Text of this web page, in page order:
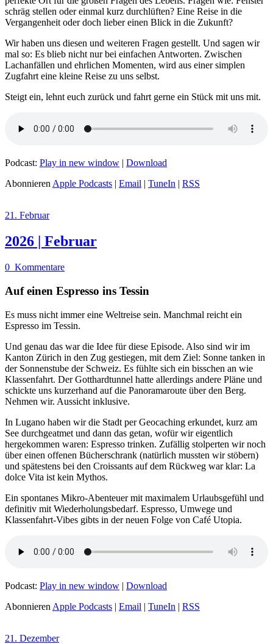
schräg stellen oder einmal kurz durchlüften? Eine Reise in die
Vergangenheit oder doch lieber einen Blick in die Zukunft?
Wir haben uns diesen und weiteren Fragen gestellt. Und sagen wir
mal so: Es blieb nicht nur bei einfachen Antworten. Zwischen
Lachanfällen und ehrlichen Momenten, wird aus einer simplen
Zugfahrt eine kleine Reise zu uns selbst.
Steigt ein, lehnt euch zurück und fahrt gerne ein Stück mit uns mit.
Podcast: Play in new window | Download
Abonnieren Apple Podcasts | Email | TuneIn | RSS
21. Februar
2026 | Februar
0 Kommentare
Auf einen Espresso ins Tessin
Es muss nicht immer eine Weltreise sein. Manchmal reicht ein
Espresso im Tessin.
Und genau das war die Idee für diese Episode. Also sind wir im
Kanton Zürich in den Zug gestiegen, mit dem Ziel: Sonne tanken in
der Sonnenstube der Schweiz. Es fühlte sich ein bisschen an wie
Klassenfahrt. Der Gotthardtunnel hatte allerdings andere Pläne und
schickte uns kurzerhand auf die Panoramaroute über den Berg.
Nehmen wir. Aussicht inklusive.
In Lugano haben wir die Stadt per Geocaching erkundet, kurz am
See durchgeatmet und dann das getan, wofür wir eigentlich
hergekommen waren: Espresso trinken. Zufällig stolperten wir noch
über einen offenen Bücherschrank (natürlich mussten wir stöbern)
und spätestens bei den Croissants auf dem Rückweg war klar: La
dolce Vita ist kein Mythos.
Ein spontanes Mikro-Abenteuer mit maximalem Urlaubsgefühl und
definitiv mit Wiederholungsbedarf. Espresso, Umwege und
Klassenfahrt-Vibes gibts in der neuen Folge von Café Utopia.
Podcast: Play in new window | Download
Abonnieren Apple Podcasts | Email | TuneIn | RSS
21. Dezember